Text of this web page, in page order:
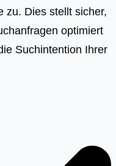
zu. Dies stellt sicher,
optimiert
Suchintention Ihrer